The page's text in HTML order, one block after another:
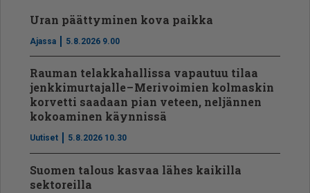
Uran päättyminen kova paikka
Ajassa 5.8.2026 9.00
Rauman telakkahallissa vapautuu tilaa
jenkkimurtajalle – Merivoimien kolmaskin
korvetti saadaan pian veteen, neljännen
kokoaminen käynnissä
Uutiset 5.8.2026 10.30
Suomen talous kasvaa lähes kaikilla
sektoreilla